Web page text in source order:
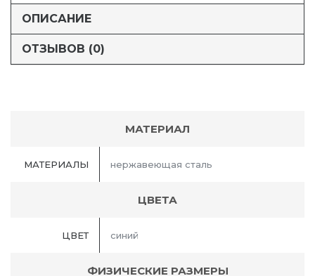
ОПИСАНИЕ
ОТЗЫВОВ (0)
МАТЕРИАЛ
МАТЕРИАЛЫ нержавеющая сталь
ЦВЕТА
ЦВЕТ синий
ФИЗИЧЕСКИЕ РАЗМЕРЫ